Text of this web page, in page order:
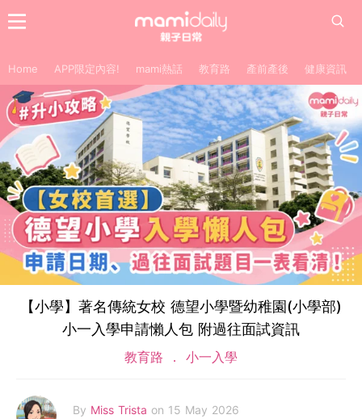
Home APP限定內容! mami熱話 教育路 產前產後 健康資訊
【小學】著名傳統女校 德望小學暨幼稚園(小學部)
小一入學申請懶人包 附過往面試資訊
教育路 小一入學
By Miss Trista on 15 May 2026